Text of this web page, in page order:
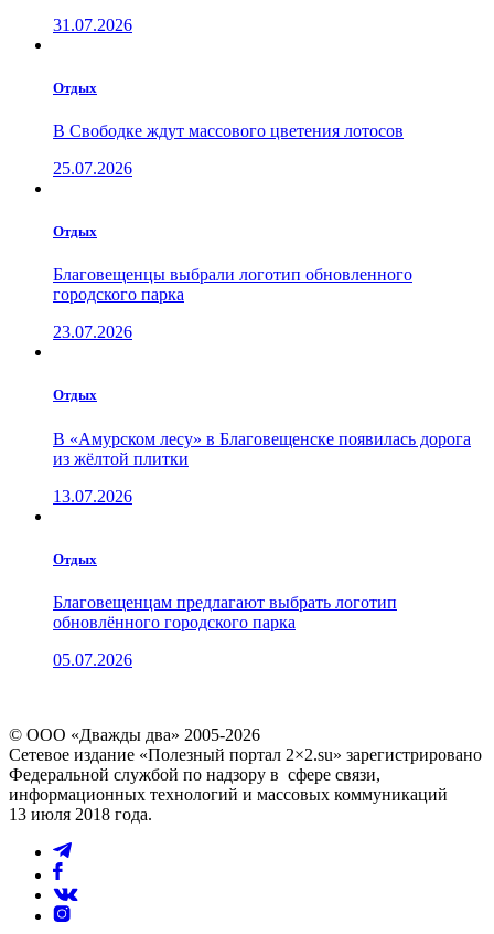
31.07.2026
Отдых
В Свободке ждут массового цветения лотосов
25.07.2026
Отдых
Благовещенцы выбрали логотип обновленного
городского парка
23.07.2026
Отдых
В «Амурском лесу» в Благовещенске появилась дорога
из жёлтой плитки
13.07.2026
Отдых
Благовещенцам предлагают выбрать логотип
обновлённого городского парка
05.07.2026
© ООО «Дважды два» 2005-2026
Сетевое издание «Полезный портал 2×2.su» зарегистрировано
Федеральной службой по надзору в сфере связи,
информационных технологий и массовых коммуникаций
13 июля 2018 года.